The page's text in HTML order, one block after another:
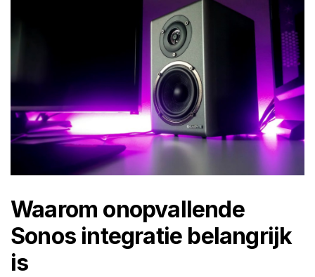
Waarom onopvallende
Sonos integratie belangrijk
is